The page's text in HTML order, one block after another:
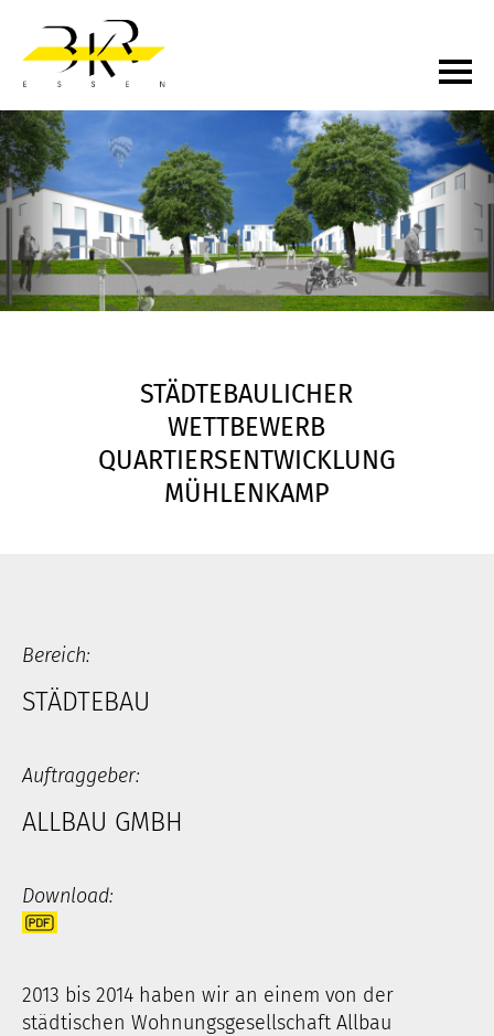
STÄDTEBAULICHER
WETTBEWERB
QUARTIERSENTWICKLUNG
MÜHLENKAMP
Bereich:
STÄDTEBAU
Auftraggeber:
ALLBAU GMBH
Download:
2013 bis 2014 haben wir an einem von der
städtischen Wohnungsgesellschaft Allbau